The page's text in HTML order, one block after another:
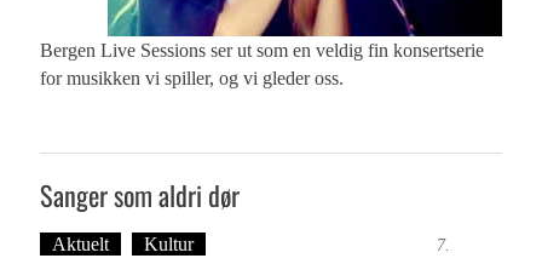
Bergen Live Sessions ser ut som en veldig fin konsertserie
for musikken vi spiller, og vi gleder oss.
Sanger som aldri dør
Aktuelt Kultur
7.